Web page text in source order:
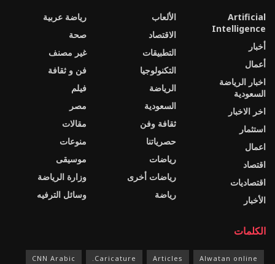
Artificial
Intelligence
أخبار
أعمال
اخبار الرياضة
السعودية
اخر الاخبار
استثمار
اعمال
اقتصاد
اقتصاديات
الأخبار
الألعاب
الاقتصاد
التطبيقات
التكنولوجيا
الرياضة
السعودية
ثقافة وفن
حصرياتنا
رياضات
رياضات أخرى
رياضة
رياضة عربية
صحة
غير مصنف
فن و ثقافة
فيلم
مصر
مقالات
منوعات
موسيقى
وزارة الرياضة
وسائل الترفيه
الكلمات
Alwatan online
Articles
Caricature.
CNN Arabic